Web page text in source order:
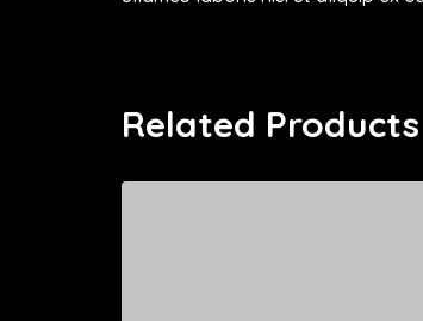
Related Products